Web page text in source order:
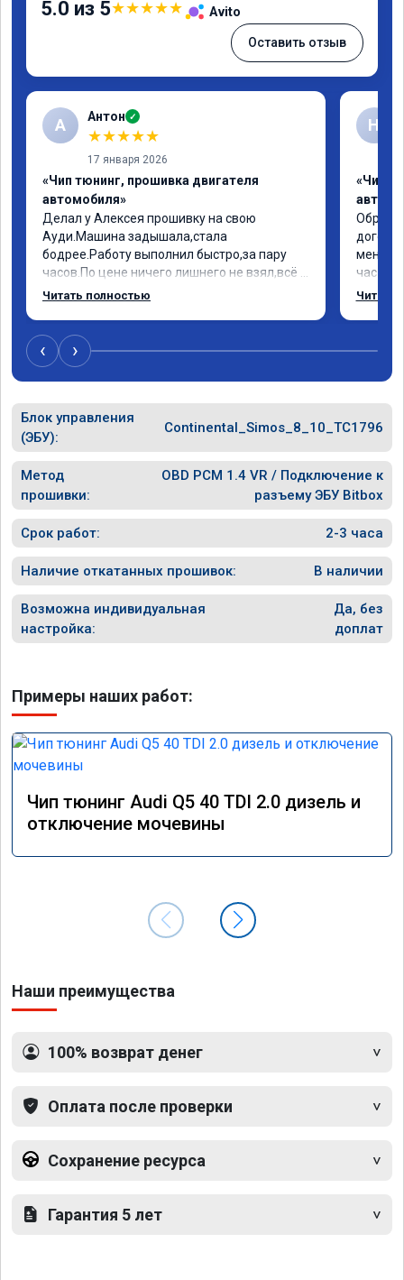
5.0 из 5★★★★★ Avito
Оставить отзыв
А Антон ✓
★★★★★
17 января 2026
«Чип тюнинг, прошивка двигателя
автомобиля»
Делал у Алексея прошивку на свою
Ауди.Машина задышала,стала
бодрее.Работу выполнил быстро,за пару
часов.По цене ничего лишнего не взял,всё
как договаривались заранее.После работы
случае поломки авто.Однозначно
рекомендую Алексея как грамотного
специалиста!
Читать полностью
Н
«Чип
меня
час
Арман
Читать
‹ ›
Блок управления
(ЭБУ):
Continental_Simos_8_10_TC1796
Метод
прошивки:
OBD PCM 1.4 VR / Подключение к
разъему ЭБУ Bitbox
Срок работ: 2-3 часа
Наличие откатанных прошивок: В наличии
Возможна индивидуальная
настройка:
Да, без
доплат
Примеры наших работ:
Чип тюнинг Audi Q5 40 TDI 2.0 дизель и
отключение мочевины
Наши преимущества
100% возврат денег
Оплата после проверки
Сохранение ресурса
Гарантия 5 лет